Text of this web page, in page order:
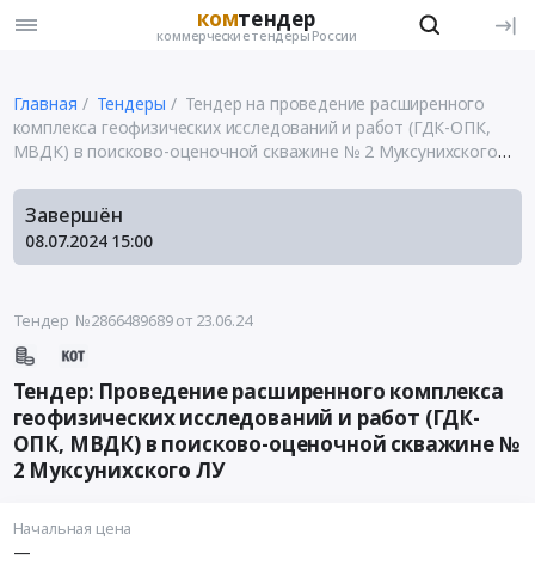
комтендер
коммерческие тендеры России
Главная Тендеры
Тендер на проведение расширенного
комплекса геофизических исследований и работ (ГДК-ОПК,
МВДК) в поисково-оценочной скважине № 2 Муксунихского
Завершён
08.07.2024 15:00
Тендер №2866489689от 23.06.24
Тендер: Проведение расширенного комплекса
геофизических исследований и работ (ГДК-
ОПК, МВДК) в поисково-оценочной скважине №
2 Муксунихского ЛУ
Начальная цена
—